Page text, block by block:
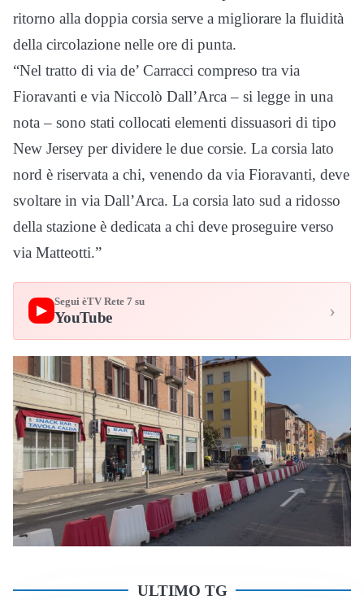
ritorno alla doppia corsia serve a migliorare la fluidità
della circolazione nelle ore di punta.
“Nel tratto di via de’ Carracci compreso tra via
Fioravanti e via Niccolò Dall’Arca – si legge in una
nota – sono stati collocati elementi dissuasori di tipo
New Jersey per dividere le due corsie. La corsia lato
nord è riservata a chi, venendo da via Fioravanti, deve
svoltare in via Dall’Arca. La corsia lato sud a ridosso
della stazione è dedicata a chi deve proseguire verso
via Matteotti.”
▶
Segui èTV Rete 7 su
YouTube ›
ULTIMO TG